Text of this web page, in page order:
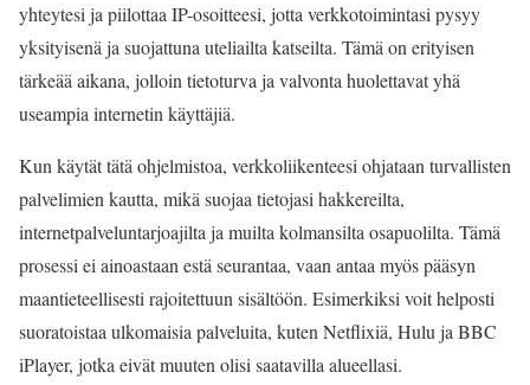
yhteytesi ja piilottaa IP-osoitteesi, jotta verkkotoimintasi pysyy
yksityisenä ja suojattuna uteliailta katseilta. Tämä on erityisen
tärkeää aikana, jolloin tietoturva ja valvonta huolettavat yhä
useampia internetin käyttäjiä.
Kun käytät tätä ohjelmistoa, verkkoliikenteesi ohjataan turvallisten
palvelimien kautta, mikä suojaa tietojasi hakkereilta,
internetpalveluntarjoajilta ja muilta kolmansilta osapuolilta. Tämä
prosessi ei ainoastaan estä seurantaa, vaan antaa myös pääsyn
maantieteellisesti rajoitettuun sisältöön. Esimerkiksi voit helposti
suoratoistaa ulkomaisia palveluita, kuten Netflixiä, Hulu ja BBC
iPlayer, jotka eivät muuten olisi saatavilla alueellasi.